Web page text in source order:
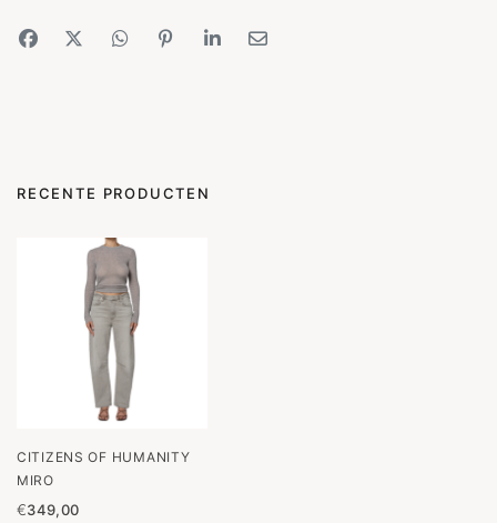
RECENTE PRODUCTEN
CITIZENS OF HUMANITY
MIRO
€349,00